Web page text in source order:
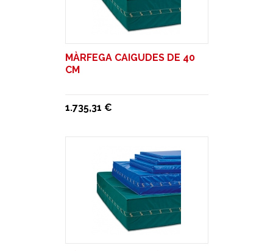
MÀRFEGA CAIGUDES DE 40
CM
1.735,31 €